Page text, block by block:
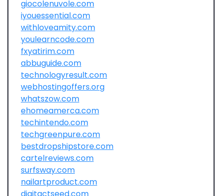
giocolenuvole.com
iyouessential.com
withloveamity.com
youlearncode.com
fxyatirim.com
abbuguide.com
technologyresult.com
webhostingoffers.org
whatszow.com
ehomeamerca.com
techintendo.com
techgreenpure.com
bestdropshipstore.com
cartelreviews.com
surfsway.com
nailartproduct.com